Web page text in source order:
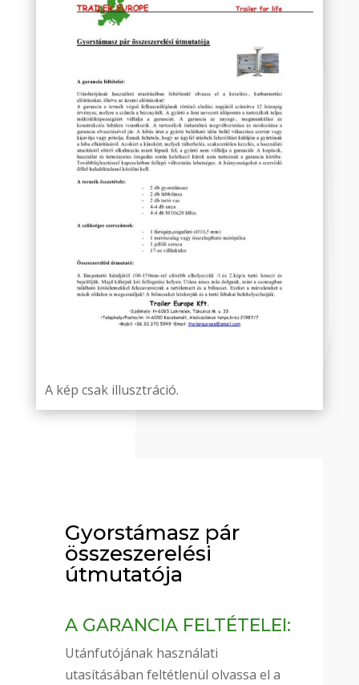
A kép csak illusztráció.
Gyorstámasz pár
összeszerelési
útmutatója
A GARANCIA FELTÉTELEI:
Utánfutójának használati
utasításában feltétlenül olvassa el a